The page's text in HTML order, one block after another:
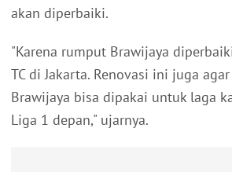
akan diperbaiki.
"Karena rumput Brawijaya
TC di Jakarta. Renovasi ini juga
Brawijaya bisa dipakai untuk laga
Liga 1 depan," ujarnya.